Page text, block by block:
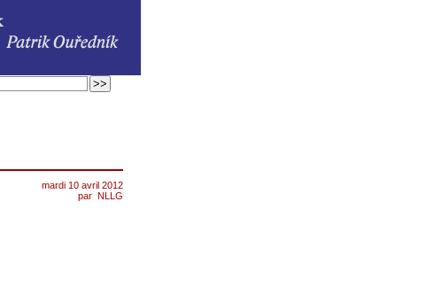
mardi 10 avril 2012
par NLLG